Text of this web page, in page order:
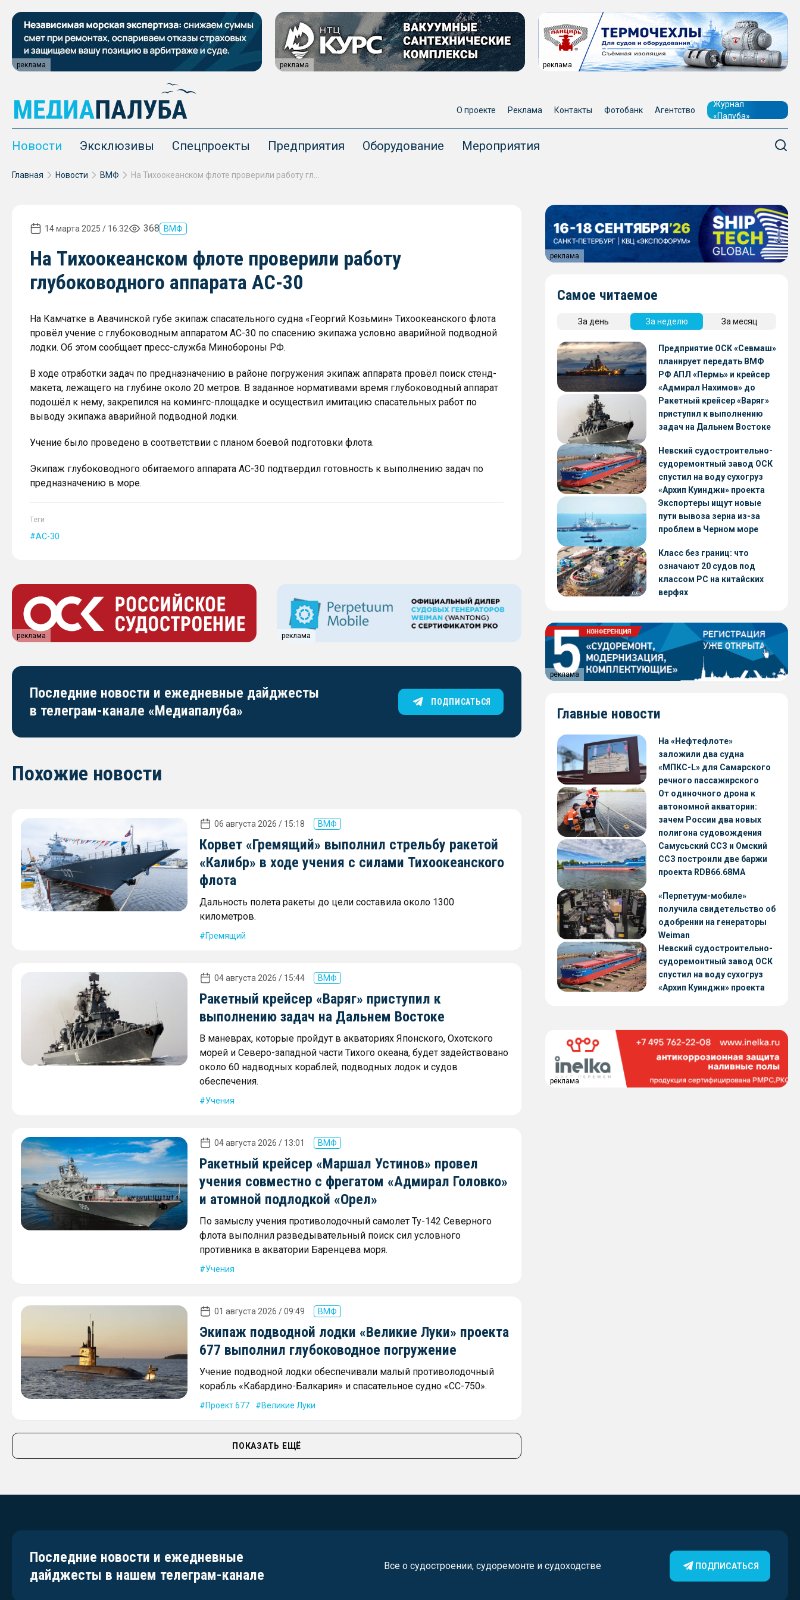
реклама реклама реклама
О проекте Реклама Контакты Фотобанк Агентство
Журнал
«Палуба»
Новости Эксклюзивы Спецпроекты Предприятия Оборудование Мероприятия
Главная Новости ВМФ
14 марта 2025 / 16:32 368 ВМФ
На Тихоокеанском флоте проверили работу
глубоководного аппарата АС-30
На Камчатке в Авачинской губе экипаж спасательного судна «Георгий Козьмин» Тихоокеанского флота
провёл учение с глубоководным аппаратом АС-30 по спасению экипажа условно аварийной подводной
лодки. Об этом сообщает пресс-служба Минобороны РФ.
В ходе отработки задач по предназначению в районе погружения экипаж аппарата провёл поиск стенд-
макета, лежащего на глубине около 20 метров. В заданное нормативами время глубоководный аппарат
подошёл к нему, закрепился на комингс-площадке и осуществил имитацию спасательных работ по
выводу экипажа аварийной подводной лодки.
Учение было проведено в соответствии с планом боевой подготовки флота.
Экипаж глубоководного обитаемого аппарата АС-30 подтвердил готовность к выполнению задач по
предназначению в море.
Теги
АС-30
реклама реклама
Последние новости и ежедневные дайджесты
в телеграм-канале «Медиапалуба»
ПОДПИСАТЬСЯ
Похожие новости
06 августа 2026 / 15:18 ВМФ
Корвет «Гремящий» выполнил стрельбу ракетой
«Калибр» в ходе учения с силами Тихоокеанского
флота
Дальность полета ракеты до цели составила около 1300
километров.
Гремящий
04 августа 2026 / 15:44 ВМФ
Ракетный крейсер «Варяг» приступил к
выполнению задач на Дальнем Востоке
В маневрах, которые пройдут в акваториях Японского, Охотского
морей и Северо-западной части Тихого океана, будет задействовано
около 60 надводных кораблей, подводных лодок и судов
обеспечения.
Учения
04 августа 2026 / 13:01 ВМФ
Ракетный крейсер «Маршал Устинов» провел
учения совместно с фрегатом «Адмирал Головко»
и атомной подлодкой «Орел»
По замыслу учения противолодочный самолет Ту-142 Северного
флота выполнил разведывательный поиск сил условного
противника в акватории Баренцева моря.
Учения
01 августа 2026 / 09:49 ВМФ
Экипаж подводной лодки «Великие Луки» проекта
677 выполнил глубоководное погружение
Учение подводной лодки обеспечивали малый противолодочный
корабль «Кабардино-Балкария» и спасательное судно «СС-750».
Проект 677 Великие Луки
ПОКАЗАТЬ ЕЩЁ
реклама
Самое читаемое
За день За неделю За месяц
Предприятие ОСК «Севмаш»
планирует передать ВМФ
РФ АПЛ «Пермь» и крейсер
«Адмирал Нахимов» до
конца 2026 года
Ракетный крейсер «Варяг»
приступил к выполнению
задач на Дальнем Востоке
Невский судостроительно-
судоремонтный завод ОСК
спустил на воду сухогруз
«Архип Куинджи» проекта
RSD59
Экспортеры ищут новые
пути вывоза зерна из-за
проблем в Черном море
Класс без границ: что
означают 20 судов под
классом РС на китайских
верфях
реклама
Главные новости
На «Нефтефлоте»
заложили два судна
«МПКС-L» для Самарского
речного пассажирского
предприятия
От одиночного дрона к
автономной акватории:
зачем России два новых
полигона судовождения
Самусьский ССЗ и Омский
ССЗ построили две баржи
проекта RDB66.68МА
«Перпетуум-мобиле»
получила свидетельство об
одобрении на генераторы
Weiman
Невский судостроительно-
судоремонтный завод ОСК
спустил на воду сухогруз
«Архип Куинджи» проекта
реклама
Последние новости и ежедневные
дайджесты в нашем телеграм-канале
Все о судостроении, судоремонте и судоходстве ПОДПИСАТЬСЯ